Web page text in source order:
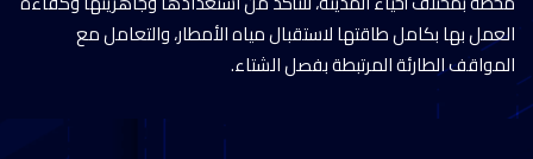
العمل بها بكامل طاقتها لاستقبال مياه الأمطار، والتعامل مع
المواقف الطارئة المرتبطة بفصل الشتاء.